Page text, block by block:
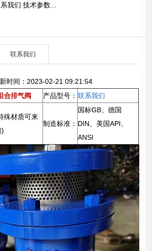
我们 技术参数...
联系我们
时间：2023-02-21 09:21:54
合排气阀 产品型号： 联系我们
殊材质可来
)
制造标准：
国标GB、德国
DIN、美国API、
ANSI